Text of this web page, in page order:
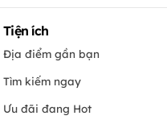
Tiện ích
Địa điểm gần bạn
Tìm kiếm ngay
Ưu đãi đang Hot